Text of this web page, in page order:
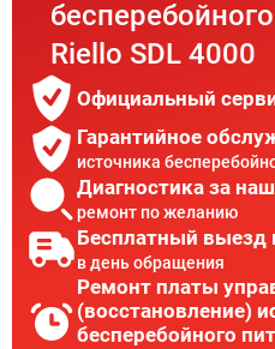
Riello SDL 4000
Официальный
Гарантийное
источника
Диагностика за
ремонт по желанию
Бесплатный выезд
в день обращения
Ремонт платы
(восстановление)
бесперебойного